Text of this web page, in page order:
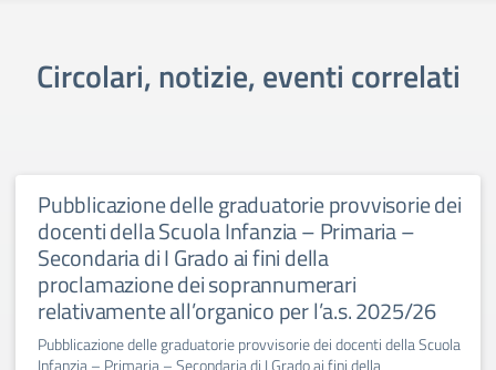
Circolari, notizie, eventi correlati
Pubblicazione delle graduatorie provvisorie dei
docenti della Scuola Infanzia – Primaria –
Secondaria di I Grado ai fini della
proclamazione dei soprannumerari
relativamente all’organico per l’a.s. 2025/26
Pubblicazione delle graduatorie provvisorie dei docenti della Scuola
Infanzia – Primaria – Secondaria di I Grado ai fini della